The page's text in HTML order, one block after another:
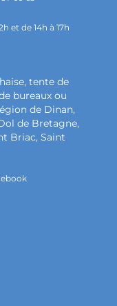
et de 14h à 17h
tente de
bureaux ou
de Dinan,
de Bretagne,
Briac, Saint